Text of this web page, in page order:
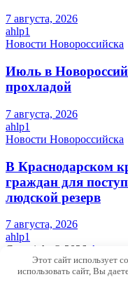
7 августа, 2026
ahlp1
Новости Новороссийска
Июль в
прохладой
7 августа, 2026
ahlp1
Новости Новороссийска
В Краснодарском
граждан для
людской резерв
7 августа, 2026
ahlp1
Copyright © 2026
Краснодарского края
Theme by:Theme Horse
Этот сайт использует
использовать сайт, Вы